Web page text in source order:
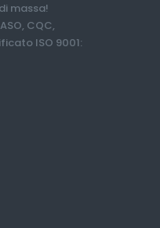
massa!
CQC,
ISO 9001: